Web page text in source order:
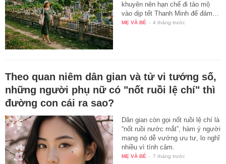
khuyên nên hạn chế đi tảo mộ
vào dịp tết Thanh Minh để đảm…
MẸ VÀ BÉ - 4 tháng trước
Theo quan niêm dân gian và tử vi tướng số,
những người phụ nữ có "nốt ruồi lệ chí" thì
đường con cái ra sao?
Dân gian còn gọi nốt ruồi lệ chí là
“nốt ruồi nước mắt”, hàm ý người
mang nó dễ vướng ưu tư, lo nghĩ
nhiều vì tình cảm.
MẸ VÀ BÉ - 7 tháng trước